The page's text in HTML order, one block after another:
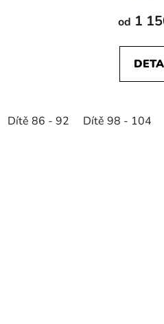
od 1
Dítě 86 - 92 Dítě 98 - 104